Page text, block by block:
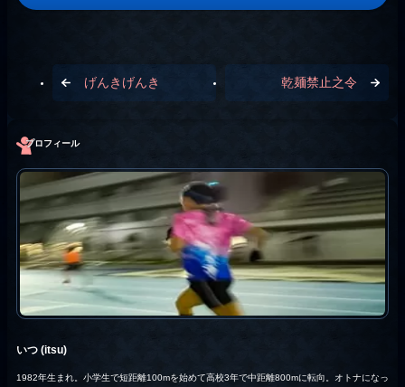
げんきげんき 乾麺禁止之令
プロフィール
いつ (itsu)
1982年生まれ。小学生で短距離100mを始めて高校3年で中距離800mに転向。オトナになっ